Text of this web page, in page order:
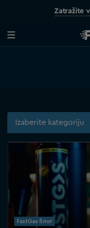
Zatražite
Izaberite kategoriju
FastGas блог